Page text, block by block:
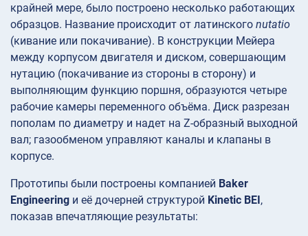
крайней мере, было построено несколько работающих
образцов. Название происходит от латинского nutatio
(кивание или покачивание). В конструкции Мейера
между корпусом двигателя и диском, совершающим
нутацию (покачивание из стороны в сторону) и
выполняющим функцию поршня, образуются четыре
рабочие камеры переменного объёма. Диск разрезан
пополам по диаметру и надет на Z-образный выходной
вал; газообменом управляют каналы и клапаны в
корпусе.
Прототипы были построены компанией Baker
Engineering и её дочерней структурой Kinetic BEI,
показав впечатляющие результаты: